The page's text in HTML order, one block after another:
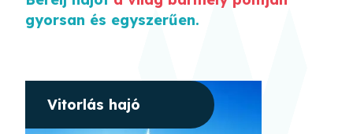
gyorsan és egyszerűen.
Vitorlás hajó